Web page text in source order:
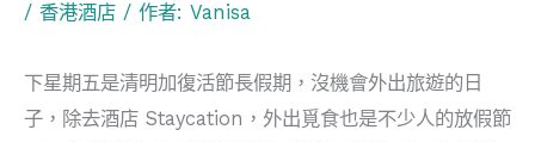
/ 香港酒店 / 作者: Vanisa
下星期五是清明加復活節長假期，沒機會外出旅遊的日
子，除去酒店 Staycation，外出覓食也是不少人的放假節